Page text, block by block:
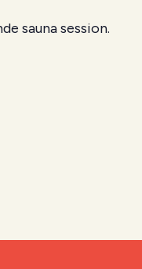
sauna session.